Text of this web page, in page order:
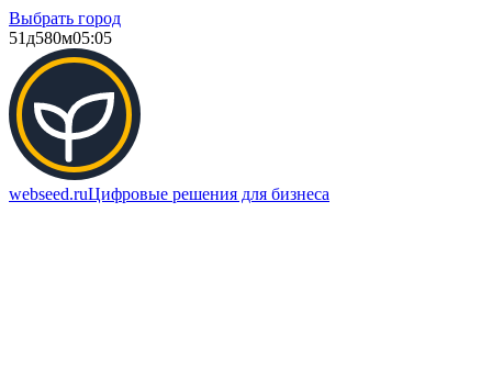
Выбрать город
51д580м05:05
webseed.ruЦифровые решения для бизнеса